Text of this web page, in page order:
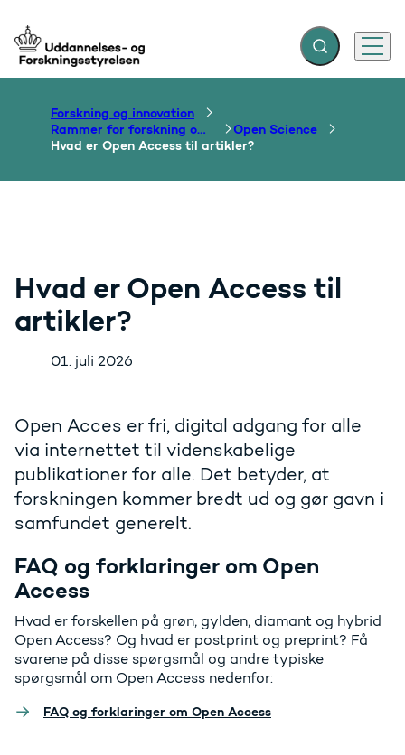
Gå til forsiden Fold søgefelt ud
Menu
Forskning og innovation
Rammer for forskning og innovation
Open Science
Hvad er Open Access til artikler?
Hvad er Open Access til
artikler?
01. juli 2026
Open Acces er fri, digital adgang for alle
via internettet til videnskabelige
publikationer for alle. Det betyder, at
forskningen kommer bredt ud og gør gavn i
samfundet generelt.
FAQ og forklaringer om Open
Access
Hvad er forskellen på grøn, gylden, diamant og hybrid
Open Access? Og hvad er postprint og preprint? Få
svarene på disse spørgsmål og andre typiske
spørgsmål om Open Access nedenfor:
FAQ og forklaringer om Open Access